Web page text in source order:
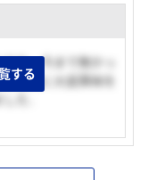
な，今まで無かっ
社風に大変興味を
た．
する